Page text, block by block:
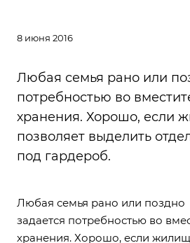
8 июня 2016
Любая семья рано или
потребностью во
хранения. Хорошо, если
позволяет выделить
под гардероб.
Любая семья рано или поздно
задается потребностью во
хранения. Хорошо, если